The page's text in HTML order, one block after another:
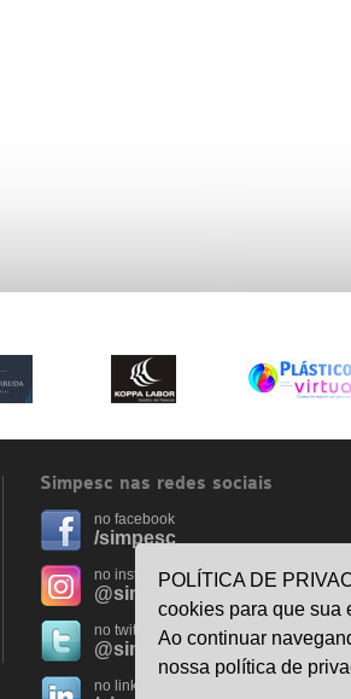
Simpesc nas redes sociais
no facebook
/simpesc
no instagram
@simpescplasticos
no twitter
@simpesc
no linkedin
POLÍTICA DE
cookies para que sua
Ao continuar
nossa política de